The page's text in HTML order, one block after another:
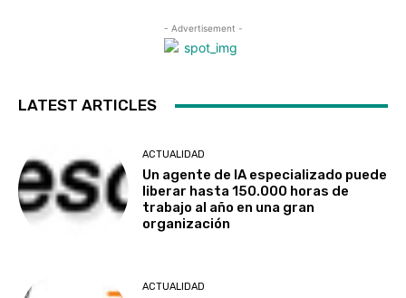
- Advertisement -
LATEST ARTICLES
ACTUALIDAD
Un agente de IA especializado puede
liberar hasta 150.000 horas de
trabajo al año en una gran
organización
ACTUALIDAD